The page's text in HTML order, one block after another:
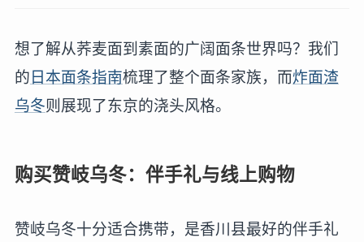
想了解从荞麦面到素面的广阔面条世界吗？我们
的 日本面条指南梳理了整个面条家族，而炸面渣
乌冬则展现了东京的浇头风格。
购买赞岐乌冬：伴手礼与线上购物
赞岐乌冬十分适合携带，是香川县最好的伴手礼